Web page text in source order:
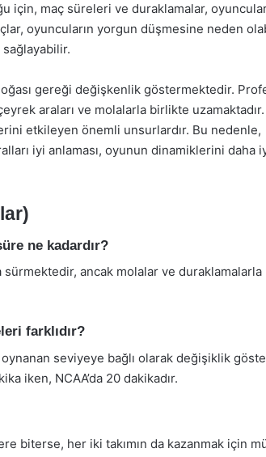
için, maç süreleri ve duraklamalar,
oyuncuların yorgun düşmesine neden
sağlayabilir.
gereği değişkenlik göstermektedir.
araları ve molalarla birlikte
etkileyen önemli unsurlardır. Bu nedenle,
iyi anlaması, oyunun dinamiklerini daha
ne kadardır?
ancak molalar ve
farklıdır?
seviyeye bağlı olarak değişiklik
iken, NCAA’da 20 dakikadır.
biterse, her iki takımın da kazanmak için